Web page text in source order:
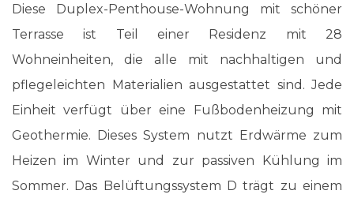
Diese Duplex-Penthouse-Wohnung mit schöner
Terrasse ist Teil einer Residenz mit 28
Wohneinheiten, die alle mit nachhaltigen und
pflegeleichten Materialien ausgestattet sind. Jede
Einheit verfügt über eine Fußbodenheizung mit
Geothermie. Dieses System nutzt Erdwärme zum
Heizen im Winter und zur passiven Kühlung im
Sommer. Das Belüftungssystem D trägt zu einem